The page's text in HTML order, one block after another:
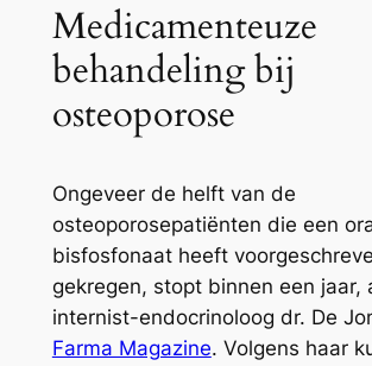
Medicamenteuze
behandeling bij
osteoporose
Ongeveer de helft van de
osteoporosepatiënten die een
bisfosfonaat heeft
gekregen, stopt binnen een jaar,
internist-endocrinoloog dr. De
Farma Magazine. Volgens haar